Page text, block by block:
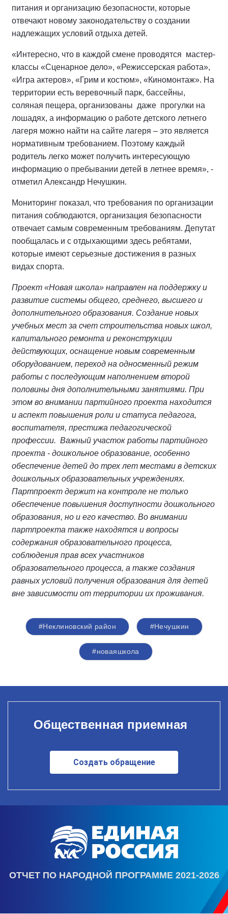
питания и организацию безопасности, которые
отвечают новому законодательству о создании
надлежащих условий отдыха детей.
«Интересно, что в каждой смене проводятся мастер-
классы «Сценарное дело», «Режиссерская работа»,
«Игра актеров», «Грим и костюм», «Киномонтаж». На
территории есть веревочный парк, бассейны,
соляная пещера, организованы даже прогулки на
лошадях, а информацию о работе детского летнего
лагеря можно найти на сайте лагеря – это является
нормативным требованием. Поэтому каждый
родитель легко может получить интересующую
информацию о пребывании детей в летнее время», -
отметил Александр Нечушкин.
Мониторинг показал, что требования по организации
питания соблюдаются, организация безопасности
отвечает самым современным требованиям. Депутат
пообщалась и с отдыхающими здесь ребятами,
которые имеют серьезные достижения в разных
видах спорта.
Проект «Новая школа» направлен на поддержку и
развитие системы общего, среднего, высшего и
дополнительного образования. Создание новых
учебных мест за счет строительства новых школ,
капитального ремонта и реконструкции
действующих, оснащение новым современным
оборудованием, переход на односменный режим
работы с последующим наполнением второй
половины дня дополнительными занятиями. При
этом во внимании партийного проекта находится
и аспект повышения роли и статуса педагога,
воспитателя, престижа педагогической
профессии. Важный участок работы партийного
проекта - дошкольное образование, особенно
обеспечение детей до трех лет местами в детских
дошкольных образовательных учреждениях.
Партпроект держит на контроле не только
обеспечение повышения доступности дошкольного
образования, но и его качество. Во внимании
партпроекта также находятся и вопросы
содержания образовательного процесса,
соблюдения прав всех участников
образовательного процесса, а также создания
равных условий получения образования для детей
вне зависимости от территории их проживания.
#Неклиновский район #Нечушкин
#новаяшкола
Общественная приемная
Создать обращение
ОТЧЕТ ПО НАРОДНОЙ ПРОГРАММЕ 2021-2026